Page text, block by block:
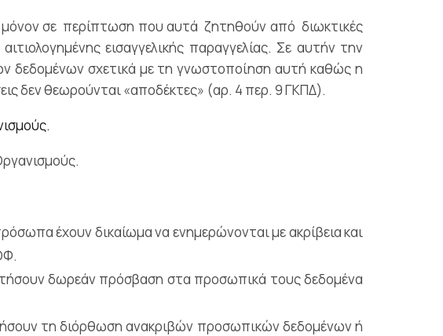
σε περίπτωση που αυτά ζητηθούν από διωκτικές
εισαγγελικής παραγγελίας. Σε αυτήν την
σχετικά με τη γνωστοποίηση αυτή καθώς η
δεν θεωρούνται «αποδέκτες» (αρ. 4 περ. 9 ΓΚΠΔ).
έχουν δικαίωμα να ενημερώνονται με ακρίβεια και
δωρεάν πρόσβαση στα προσωπικά τους δεδομένα
τη διόρθωση ανακριβών προσωπικών δεδομένων ή